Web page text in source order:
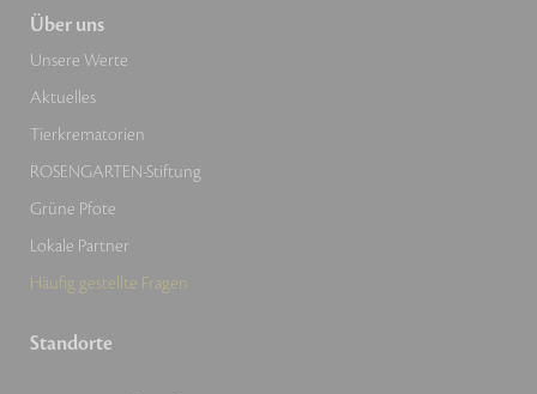
Über uns
Unsere Werte
Aktuelles
Tierkrematorien
ROSENGARTEN-Stiftung
Grüne Pfote
Lokale Partner
Häufig gestellte Fragen
Standorte